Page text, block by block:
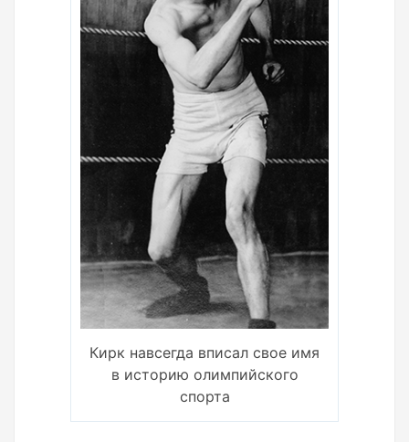
Кирк навсегда вписал свое имя
в историю олимпийского
спорта